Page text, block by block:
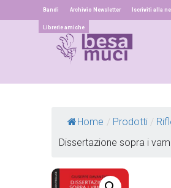
Bandi Archivio Newsletter Iscriviti alla
Librerie amiche
Home / Prodotti /
Dissertazione sopra i